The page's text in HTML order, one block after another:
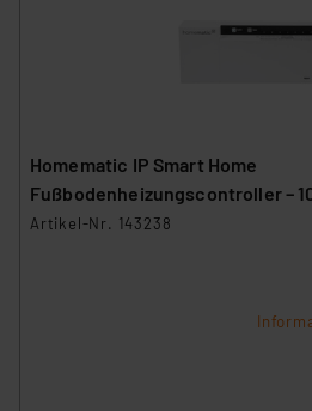
Homematic IP Smart Home
Fußbodenheizungscontroller –
FAL24-C10
Artikel-Nr. 143238